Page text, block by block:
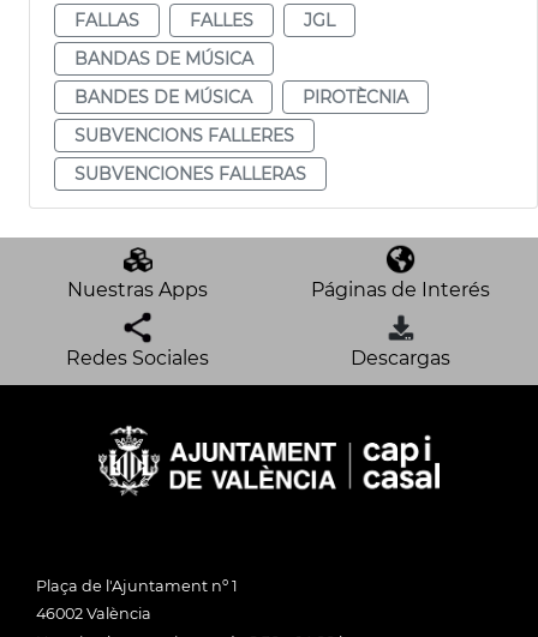
FALLAS
FALLES
JGL
BANDAS DE MÚSICA
BANDES DE MÚSICA
PIROTÈCNIA
SUBVENCIONS FALLERES
SUBVENCIONES FALLERAS
Nuestras Apps Páginas de Interés
Redes Sociales Descargas
Plaça de l'Ajuntament nº 1
46002 València